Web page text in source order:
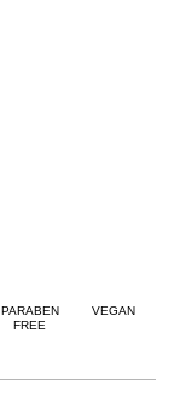
PARABEN
FREE
VEGAN